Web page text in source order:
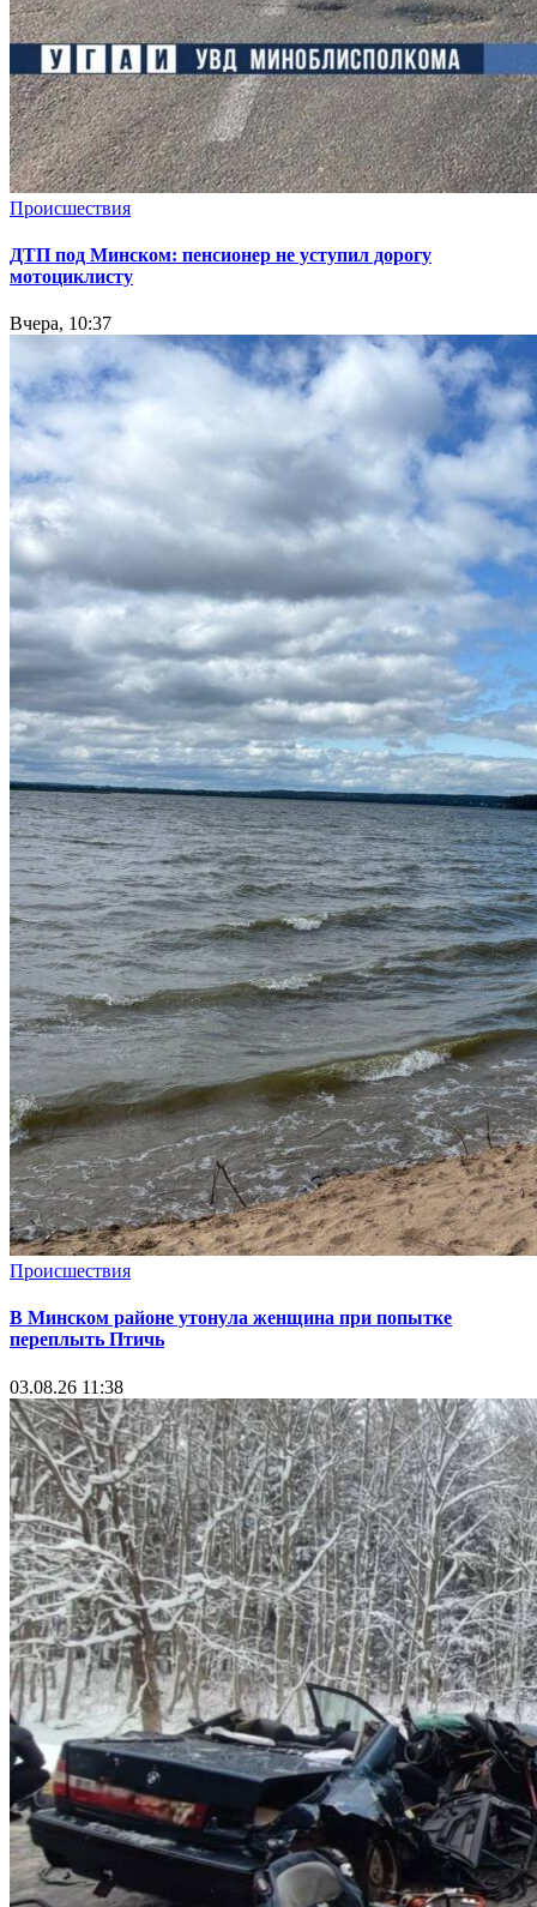
Происшествия
ДТП под Минском: пенсионер не уступил дорогу
мотоциклисту
Вчера, 10:37
Происшествия
В Минском районе утонула женщина при попытке
переплыть Птичь
03.08.26 11:38